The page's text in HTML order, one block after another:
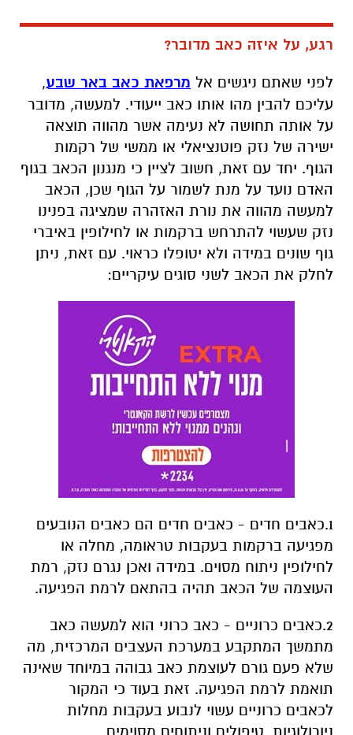
רגע, על איזה כאב מדובר?
לפני שאתם ניגשים אל מרפאת כאב באר שבע,
עליכם להבין מהו אותו כאב ייעודי. למעשה, מדובר
על אותה תחושה לא נעימה אשר מהווה תוצאה
ישירה של נזק פוטנציאלי או ממשי של רקמות
הגוף. יחד עם זאת, חשוב לציין כי מנגנון הכאב בגוף
האדם נועד על מנת לשמור על הגוף שכן, הכאב
למעשה מהווה את נורת האזהרה שמציגה בפנינו
נזק שעשוי להתרחש ברקמות או לחילופין באיברי
גוף שונים במידה ולא יטופלו כראוי. עם זאת, ניתן
לחלק את הכאב לשני סוגים עיקריים:
1.כאבים חדים
- כאבים חדים הם כאבים הנובעים
מפגיעה ברקמות בעקבות טראומה, מחלה או
לחילופין ניתוח מסוים. במידה ואכן נגרם נזק, רמת
העוצמה של הכאב תהיה בהתאם לרמת הפגיעה.
2.כאבים כרוניים
- כאב כרוני הוא למעשה כאב
מתמשך המתקבע במערכת העצבים המרכזית, מה
שלא פעם גורם לעוצמת כאב גבוהה במיוחד שאינה
תואמת לרמת הפגיעה. זאת בעוד כי המקור
לכאבים כרוניים עשוי לנבוע בעקבות מחלות
ניורולוגיות, טיפולים וניתוחים מסוימים.